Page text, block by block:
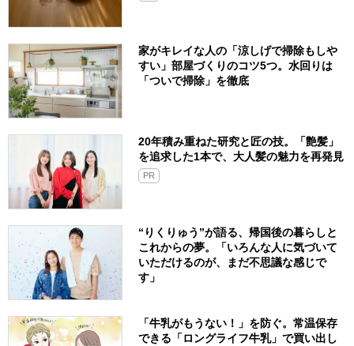
家がキレイな人の「涼しげで掃除もしや
すい」部屋づくりのコツ5つ。水回りは
「ついで掃除」を徹底
20年積み重ねた研究と匠の技。「艶髪」
を追求した1本で、大人髪の魅力を再発見
PR
“りくりゅう”が語る、帰国後の暮らしと
これからの夢。「いろんな人に気づいて
いただけるのが、まだ不思議な感じで
す」
「牛乳がもうない！」を防ぐ。常温保存
できる「ロングライフ牛乳」で買い出し